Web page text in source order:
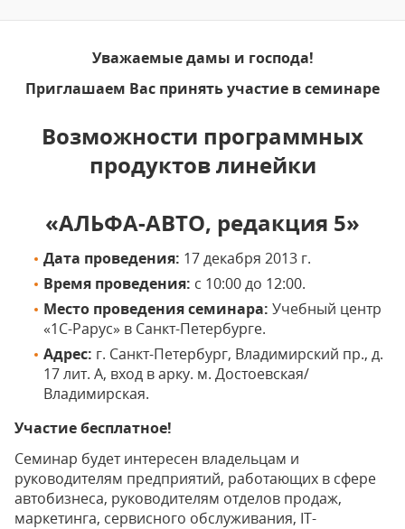
Уважаемые дамы и господа!
Приглашаем Вас принять участие в семинаре
Возможности программных
продуктов линейки
«АЛЬФА-АВТО, редакция 5»
Дата проведения: 17 декабря 2013 г.
Время проведения: с 10:00 до 12:00.
Место проведения семинара: Учебный центр
«1С-Рарус» в Санкт-Петербурге.
Адрес: г. Санкт-Петербург, Владимирский пр., д.
17 лит. А, вход в арку. м. Достоевская/
Владимирская.
Участие бесплатное!
Семинар будет интересен владельцам и
руководителям предприятий, работающих в сфере
автобизнеса, руководителям отделов продаж,
маркетинга, сервисного обслуживания, IT-